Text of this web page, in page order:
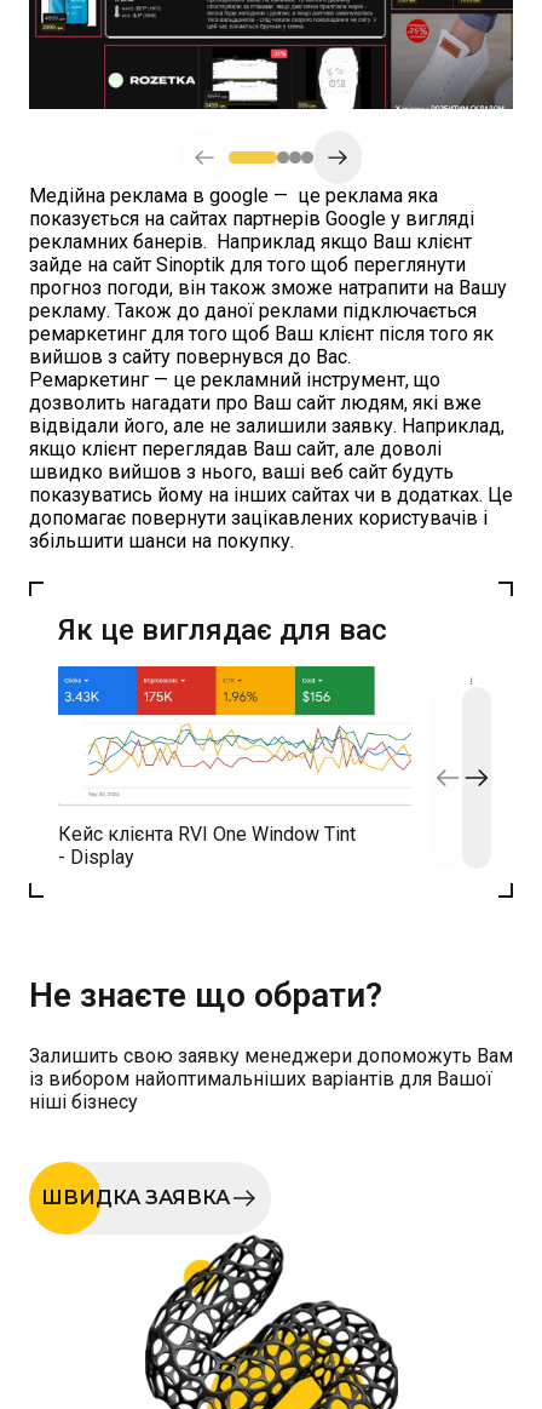
Медійна реклама в google — це реклама яка
показується на сайтах партнерів Google у вигляді
рекламних банерів. Наприклад якщо Ваш клієнт
зайде на сайт Sinoptik для того щоб переглянути
прогноз погоди, він також зможе натрапити на Вашу
рекламу. Також до даної реклами підключається
ремаркетинг для того щоб Ваш клієнт після того як
вийшов з сайту повернувся до Вас.
Ремаркетинг — це рекламний інструмент, що
дозволить нагадати про Ваш сайт людям, які вже
відвідали його, але не залишили заявку. Наприклад,
якщо клієнт переглядав Ваш сайт, але доволі
швидко вийшов з нього, ваші веб сайт будуть
показуватись йому на інших сайтах чи в додатках. Це
допомагає повернути зацікавлених користувачів і
збільшити шанси на покупку.
Як це виглядає для вас
Кейс клієнта RVI One Window Tint
- Display
Не знаєте що обрати?
Залишить свою заявку менеджери допоможуть Вам
із вибором найоптимальніших варіантів для Вашої
ніші бізнесу
ШВИДКА ЗАЯВКА